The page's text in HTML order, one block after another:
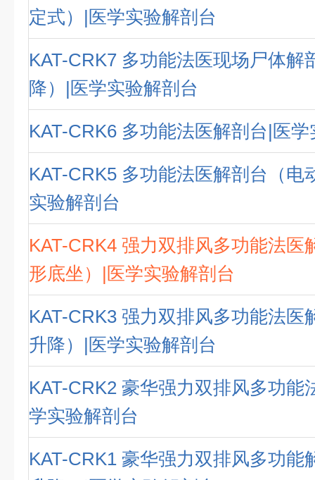
定式）|医学实验解剖台
KAT-CRK7 多功能法医现场尸体解
降）|医学实验解剖台
KAT-CRK6 多功能法医解剖台|医
KAT-CRK5 多功能法医解剖台（电
实验解剖台
KAT-CRK4 强力双排风多功能法医
形底坐）|医学实验解剖台
KAT-CRK3 强力双排风多功能法医
升降）|医学实验解剖台
KAT-CRK2 豪华强力双排风多功能
学实验解剖台
KAT-CRK1 豪华强力双排风多功能